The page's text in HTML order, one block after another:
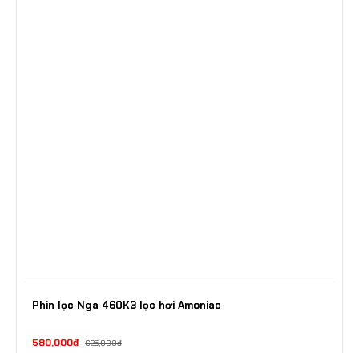
Phin lọc Nga 460K3 lọc hơi Amoniac
580,000đ 625,000đ